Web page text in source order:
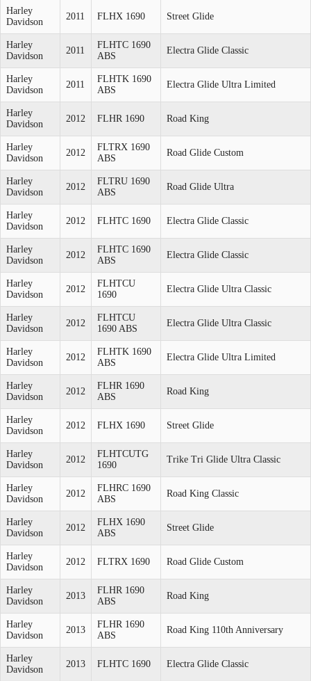
Harley
Davidson
2011 FLHX 1690 Street Glide
Harley
Davidson
2011
FLHTC 1690
ABS
Electra Glide Classic
Harley
Davidson
2011
FLHTK 1690
ABS
Electra Glide Ultra Limited
Harley
Davidson
2012 FLHR 1690 Road King
Harley
Davidson
2012
FLTRX 1690
ABS
Road Glide Custom
Harley
Davidson
2012
FLTRU 1690
ABS
Road Glide Ultra
Harley
Davidson
2012 FLHTC 1690 Electra Glide Classic
Harley
Davidson
2012
FLHTC 1690
ABS
Electra Glide Classic
Harley
Davidson
2012
FLHTCU
1690
Electra Glide Ultra Classic
Harley
Davidson
2012
FLHTCU
1690 ABS
Electra Glide Ultra Classic
Harley
Davidson
2012
FLHTK 1690
ABS
Electra Glide Ultra Limited
Harley
Davidson
2012
FLHR 1690
ABS
Road King
Harley
Davidson
2012 FLHX 1690 Street Glide
Harley
Davidson
2012
FLHTCUTG
1690
Trike Tri Glide Ultra Classic
Harley
Davidson
2012
FLHRC 1690
ABS
Road King Classic
Harley
Davidson
2012
FLHX 1690
ABS
Street Glide
Harley
Davidson
2012 FLTRX 1690 Road Glide Custom
Harley
Davidson
2013
FLHR 1690
ABS
Road King
Harley
Davidson
2013
FLHR 1690
ABS
Road King 110th Anniversary
Harley
Davidson
2013 FLHTC 1690 Electra Glide Classic